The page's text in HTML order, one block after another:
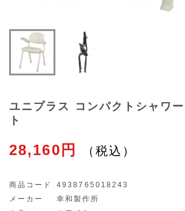
ユニプラス コンパクトシャワ
ト
28,160円
商品コード
4938765018243
メーカー
幸和製作所